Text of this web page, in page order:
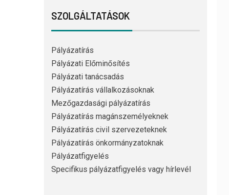
SZOLGÁLTATÁSOK
Pályázatírás
Pályázati Előminősítés
Pályázati tanácsadás
Pályázatírás vállalkozásoknak
Mezőgazdasági pályázatírás
Pályázatírás magánszemélyeknek
Pályázatírás civil szervezeteknek
Pályázatírás önkormányzatoknak
Pályázatfigyelés
Specifikus pályázatfigyelés vagy hírlevél